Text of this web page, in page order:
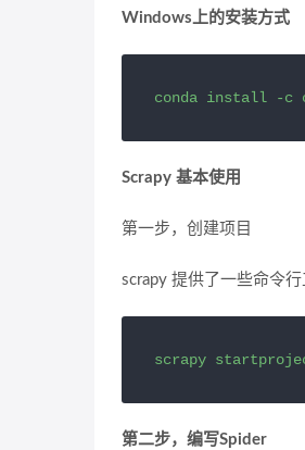
Windows上的安装方式
conda install -c
Scrapy 基本使用
第一步，创建项目
scrapy 提供了一些命令
scrapy
第二步，编写Spider